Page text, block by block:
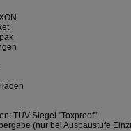
TÜV-Siegel "Toxproof"
(nur bei Ausbaustufe